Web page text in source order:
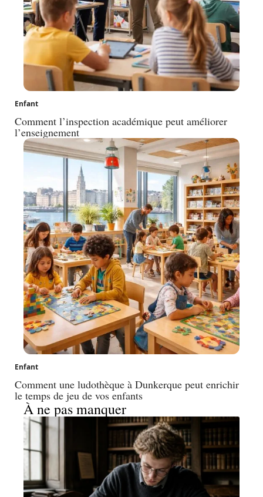
Enfant
Comment l’inspection académique peut améliorer
l’enseignement
Enfant
Comment une ludothèque à Dunkerque peut enrichir
le temps de jeu de vos enfants
À ne pas manquer